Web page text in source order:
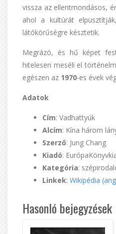
vissza az ellentmondásos,
ahol a kultúrát
látókörűségre késztetik.
Megrázó, és hű képet
hitelesen meséli el
egészen az 1970-es évek
Adatok
Cím: Vadhattyúk
Alcím: Kína három
Szerző: Jung Chang
Kiadó:
Kategória:
Linkek: Wikipédia
Hasonló bejegyzések